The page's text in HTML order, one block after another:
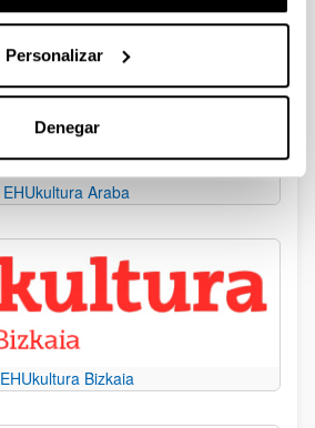
Personalizar
Denegar
EHUkultura Araba
EHUkultura Bizkaia